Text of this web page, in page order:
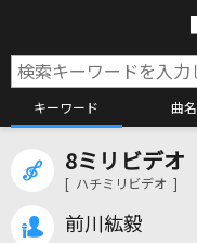
キーワード 曲名
8ミリビデオ
[ ハチミリビデオ ]
前川紘毅